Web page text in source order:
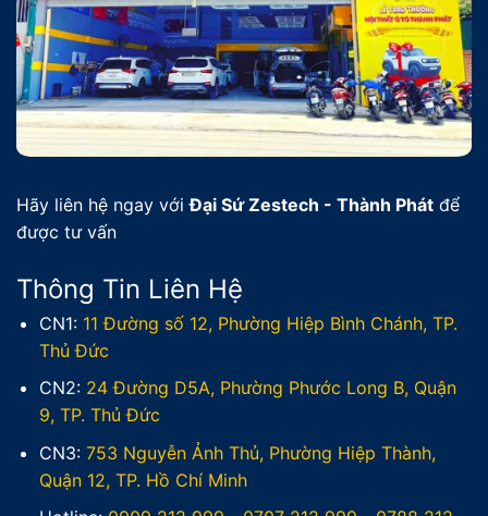
Hãy liên hệ ngay vớiĐại Sứ Zestech - Thành Phát để
được tư vấn
Thông Tin Liên Hệ
CN1: 11 Đường số 12, Phường Hiệp Bình Chánh, TP.
Thủ Đức
CN2: 24 Đường D5A, Phường Phước Long B, Quận
9, TP. Thủ Đức
CN3: 753 Nguyễn Ảnh Thủ, Phường Hiệp Thành,
Quận 12, TP. Hồ Chí Minh